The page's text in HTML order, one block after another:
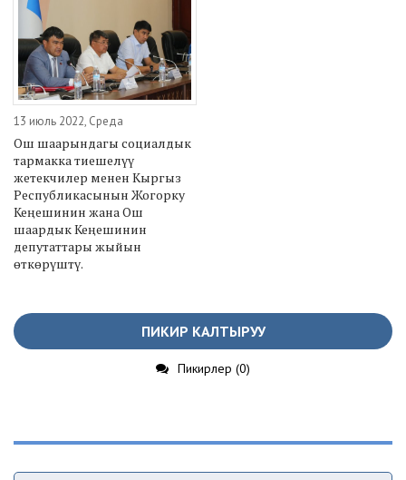
13 июль 2022, Среда
Ош шаарындагы социалдык
тармакка тиешелүү
жетекчилер менен Кыргыз
Республикасынын Жогорку
Кеңешинин жана Ош
шаардык Кеңешинин
депутаттары жыйын
өткөрүштү.
ПИКИР КАЛТЫРУУ
Пикирлер (0)